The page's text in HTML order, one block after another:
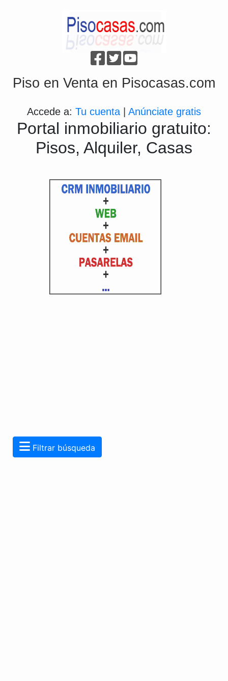
Piso en Venta en Pisocasas.com
Accede a: Tu cuenta Anúnciate gratis
Portal inmobiliario gratuito:
Pisos, Alquiler, Casas
Filtrar búsqueda